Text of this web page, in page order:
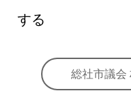
する
総社市議会